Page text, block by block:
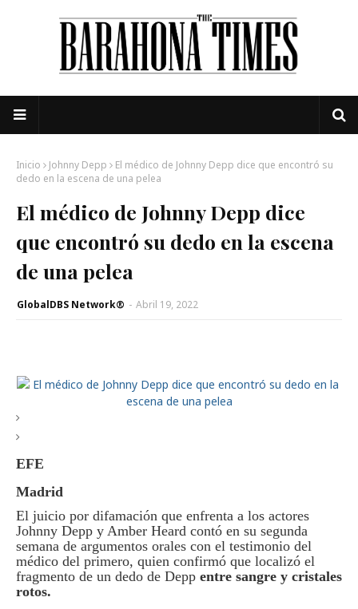
Inicio Johnny Depp
El médico de Johnny Depp dice que encontró su
dedo en la escena de una pelea
El médico de Johnny Depp dice
que encontró su dedo en la escena
de una pelea
GlobalDBS Network® - Abril 19, 2022
EFE
Madrid
El juicio por difamación que enfrenta a los actores
Johnny Depp y Amber Heard contó en su segunda
semana de argumentos orales con el testimonio del
médico del primero, quien confirmó que localizó el
fragmento de un dedo de Depp entre sangre y cristales
rotos.